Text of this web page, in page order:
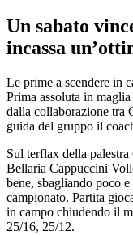
Un sabato
incassa
Le prime a scendere in
Prima assoluta in
dalla collaborazione tra
guida del gruppo il
Sul terflax della
Bellaria Cappuccini
bene, sbagliando poco
campionato. Partita
in campo chiudendo il
25/16, 25/12.